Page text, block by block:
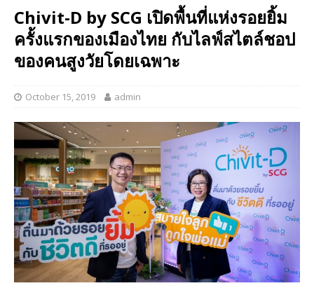
Chivit-D by SCG เปิดพื้นที่แห่งรอยยิ้ม
ครั้งแรกของเมืองไทย กับไลฟ์สไตล์ชอป
ของคนสูงวัยโดยเฉพาะ
October 15, 2019 admin